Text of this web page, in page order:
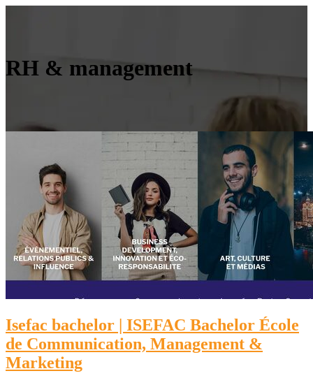
RH & management
Isefac bachelor | ISEFAC Bachelor École
de Com­munica­tion, Management &
Marketing